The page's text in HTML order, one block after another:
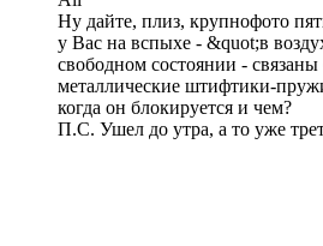
Ну дайте, плиз, крупнофото
у Вас на вспыхе - &quot;в
свободном состоянии -
металлические штифтики-
когда он блокируется и чем?
П.С. Ушел до утра, а то уже